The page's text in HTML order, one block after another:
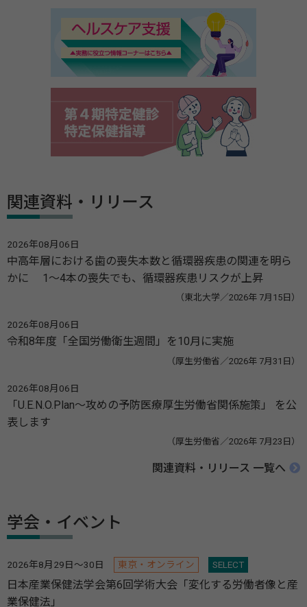
関連資料・リリース
2026年08月06日
中高年層における歯の喪失本数と循環器疾患の関連を明ら
かに 1～4本の喪失でも、循環器疾患リスクが上昇
（東北大学／2026年 7月15日）
2026年08月06日
令和8年度「全国労働衛生週間」を10月に実施
（厚生労働省／2026年 7月31日）
2026年08月06日
「U.E.N.O.Plan～攻めの予防医療厚生労働省関係施策」 を公
表します
（厚生労働省／2026年 7月23日）
関連資料・リリース 一覧へ
学会・イベント
2026年8月29日～30日 東京・オンライン SELECT
日本産業保健法学会第6回学術大会「変化する労働者像と産
業保健法」